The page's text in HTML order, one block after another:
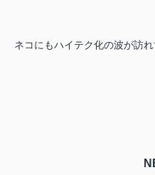
ネコにもハイテク化の波が訪れ